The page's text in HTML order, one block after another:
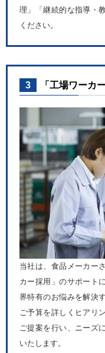
理」「継続的な指導・
ください。
3 「工場ワーカ
当社は、食品メーカー
カー採用」のサポート
界特有のお悩みを解決
ご予算を詳しくヒアリ
ご提案を行い、ニーズ
いたします。